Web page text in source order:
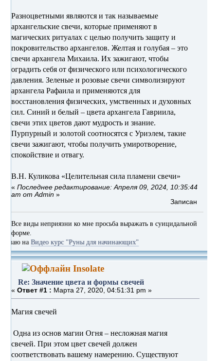
Разноцветными являются и так называемые
архангельские свечи, которые применяют в
магических ритуалах с целью получить защиту и
покровительство архангелов. Желтая и голубая – это
свечи архангела Михаила. Их зажигают, чтобы
оградить себя от физического или психологического
давления. Зеленые и розовые свечи символизируют
архангела Рафаила и применяются для
восстановления физических, умственных и духовных
сил. Синий и белый – цвета архангела Гавриила,
свечи этих цветов дают мудрость и знание.
Пурпурный и золотой соотносятся с Уриэлем, такие
свечи зажигают, чтобы получить умиротворение,
спокойствие и отвагу.
В.Н. Куликова «Целительная сила пламени свечи»
«Последнее редактирование: Апреля 09, 2024, 10:35:44
am от Admin »
Записан
Все виды неприязни ко мне просьба выражать в суицидальной
форме.
Видео курс "Руны для начинающих"
Insolate
Re: Значение цвета и формы свечей
«Ответ #1 : Марта 27, 2020, 04:51:31 pm »
Магия свечей
Одна из основ магии Огня – несложная магия
свечей. При этом цвет свечей должен
соответствовать вашему намерению. Существуют